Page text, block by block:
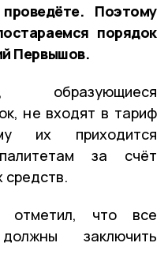
Поэтому
порядок
Первышов.
образующиеся
не входят в тариф
их приходится
за счёт
отметил, что все
заключить